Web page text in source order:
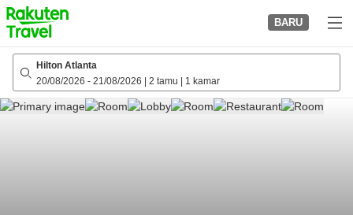
to
top
page
BARU
Hilton Atlanta
20/08/2026 - 21/08/2026 2 tamu 1 kamar